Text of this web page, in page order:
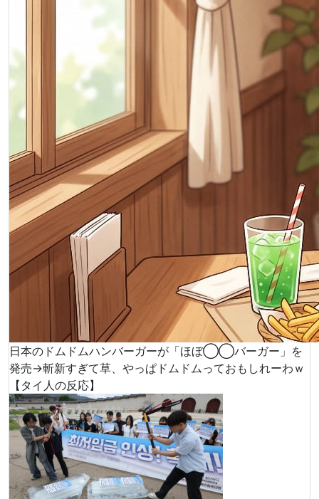
日本のドムドムハンバーガーが「ほぼ◯◯バーガー」を
発売→斬新すぎて草、やっぱドムドムっておもしれーわｗ
【タイ人の反応】